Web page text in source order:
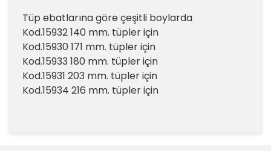
Tüp ebatlarına göre çeşitli boylarda
Kod.15932 140 mm. tüpler için
Kod.15930 171 mm. tüpler için
Kod.15933 180 mm. tüpler için
Kod.15931 203 mm. tüpler için
Kod.15934 216 mm. tüpler için